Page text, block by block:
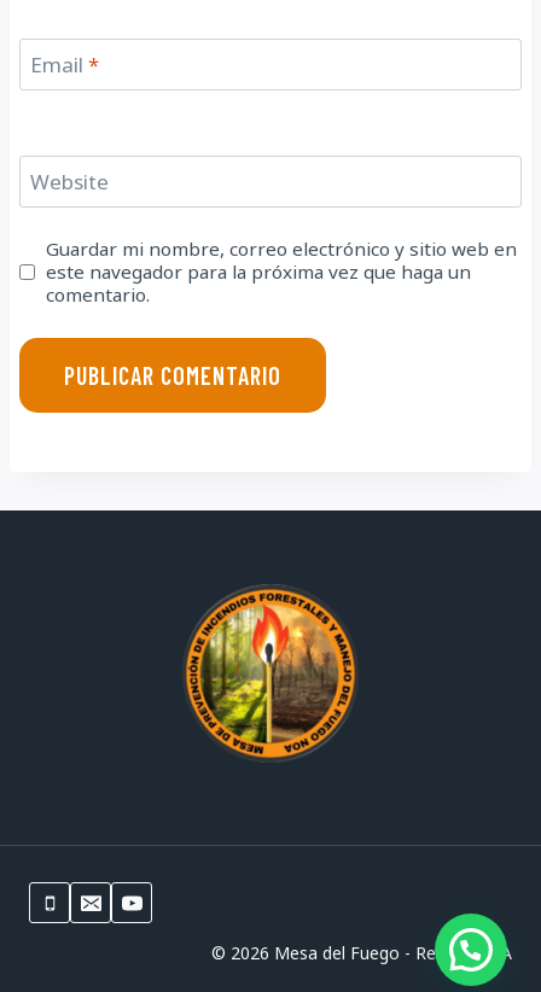
Email *
Website
Guardar mi nombre, correo electrónico y sitio web en
este navegador para la próxima vez que haga un
comentario.
© 2026 Mesa del Fuego - Región NOA